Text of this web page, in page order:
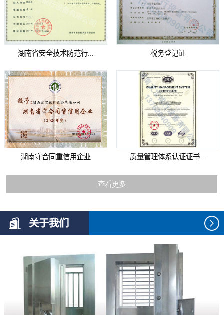
湖南省安全技术防范行... 税务登记证
湖南守合同重信用企业 质量管理体系认证证书...
查看更多
关于我们